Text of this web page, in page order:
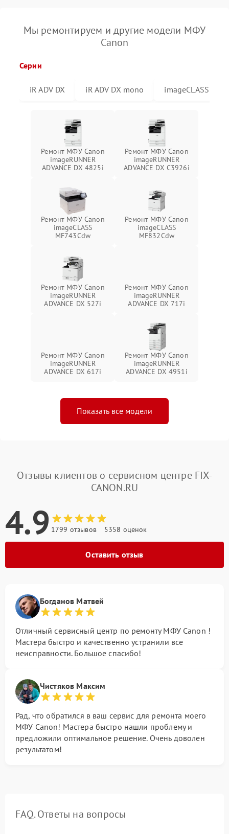
Мы ремонтируем и другие модели МФУ
Canon
Серии
iR ADV DX iR ADV DX mono imageCLASS
Ремонт МФУ Canon
imageRUNNER
ADVANCE DX 4825i
Ремонт МФУ Canon
imageRUNNER
ADVANCE DX C3926i
Ремонт МФУ Canon
imageCLASS
MF743Cdw
Ремонт МФУ Canon
imageCLASS
MF832Cdw
Ремонт МФУ Canon
imageRUNNER
ADVANCE DX 527i
Ремонт МФУ Canon
imageRUNNER
ADVANCE DX 717i
Ремонт МФУ Canon
imageRUNNER
ADVANCE DX 617i
Ремонт МФУ Canon
imageRUNNER
ADVANCE DX 4951i
Показать все модели
Отзывы клиентов о сервисном центре FIX-
CANON.RU
4.9 1799 отзывов 5358 оценок
Оставить отзыв
Богданов Матвей
Отличный сервисный центр по ремонту МФУ Canon !
Мастера быстро и качественно устранили все
неисправности. Большое спасибо!
Чистяков Максим
Рад, что обратился в ваш сервис для ремонта моего
МФУ Canon! Мастера быстро нашли проблему и
предложили оптимальное решение. Очень доволен
результатом!
FAQ. Ответы на вопросы